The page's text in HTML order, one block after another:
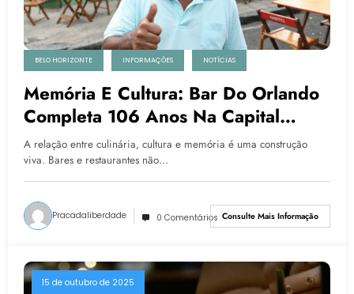
BELO HORIZONTE INFORMAÇÕES NOTÍCIAS
Memória E Cultura: Bar Do Orlando
Completa 106 Anos Na Capital
Mineira Nesta Terça (11)
A relação entre culinária, cultura e memória é uma construção
viva. Bares e restaurantes não…
Pracadaliberdade 0 Comentários Consulte Mais Informação
15 de outubro de 2025